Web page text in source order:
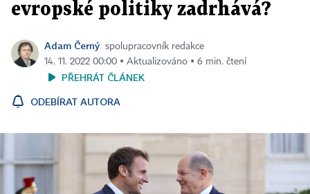
evropské politiky zadrhává?
Adam Černý spolupracovník redakce
14. 11. 2022 00:00 ▪ Aktualizováno ▪ 6 min. čtení
PŘEHRÁT ČLÁNEK
ODEBÍRAT AUTORA